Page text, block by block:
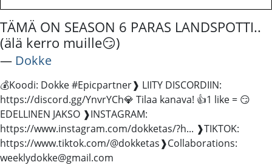
TÄMÄ ON SEASON 6 PARAS LANDSPOTTI..
(älä kerro muille😏)
― Dokke
💰Koodi: Dokke #Epicpartner​ ❱ LIITY DISCORDIIN:
https://discord.gg/YnvrYCh​ 💎 Tilaa kanava! 👍1 like = 😏
EDELLINEN JAKSO ❱INSTAGRAM:
https://www.instagram.com/dokketas/?h​... ❱TIKTOK:
https://www.tiktok.com/@dokketas​ ❱Collaborations:
weeklydokke@gmail.com